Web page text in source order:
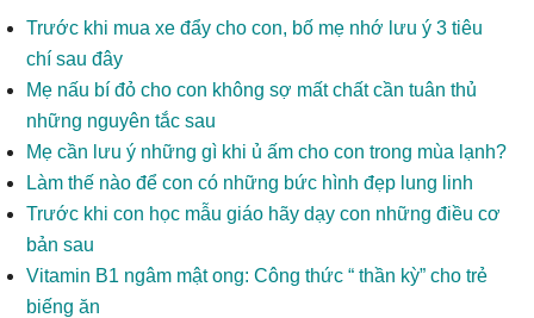
Trước khi mua xe đẩy cho con, bố mẹ nhớ lưu ý 3 tiêu
chí sau đây
Mẹ nấu bí đỏ cho con không sợ mất chất cần tuân thủ
những nguyên tắc sau
Mẹ cần lưu ý những gì khi ủ ấm cho con trong mùa lạnh?
Làm thế nào để con có những bức hình đẹp lung linh
Trước khi con học mẫu giáo hãy dạy con những điều cơ
bản sau
Vitamin B1 ngâm mật ong: Công thức “ thần kỳ” cho trẻ
biếng ăn